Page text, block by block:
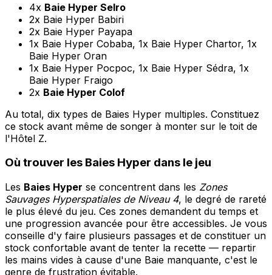
4x Baie Hyper Selro
2x Baie Hyper Babiri
2x Baie Hyper Payapa
1x Baie Hyper Cobaba, 1x Baie Hyper Chartor, 1x
Baie Hyper Oran
1x Baie Hyper Pocpoc, 1x Baie Hyper Sédra, 1x
Baie Hyper Fraigo
2x Baie Hyper Colof
Au total, dix types de Baies Hyper multiples. Constituez
ce stock avant même de songer à monter sur le toit de
l'Hôtel Z.
Où trouver les Baies Hyper dans le jeu
Les Baies Hyper se concentrent dans les Zones
Sauvages Hyperspatiales de Niveau 4, le degré de rareté
le plus élevé du jeu. Ces zones demandent du temps et
une progression avancée pour être accessibles. Je vous
conseille d'y faire plusieurs passages et de constituer un
stock confortable avant de tenter la recette — repartir
les mains vides à cause d'une Baie manquante, c'est le
genre de frustration évitable.